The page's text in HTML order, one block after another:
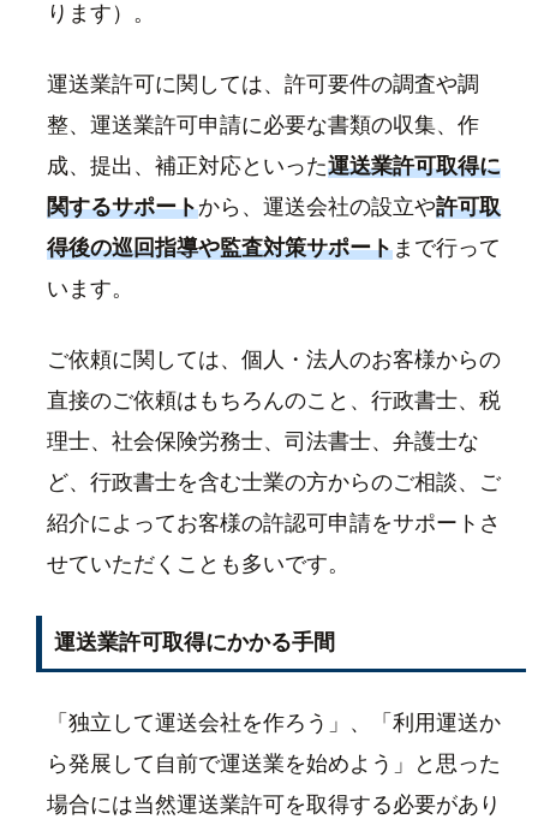
ります）。
運送業許可に関しては、許可要件の調査や調
整、運送業許可申請に必要な書類の収集、作
成、提出、補正対応といった運送業許可取得に
関するサポートから、運送会社の設立や許可取
得後の巡回指導や監査対策サポートまで行って
います。
ご依頼に関しては、個人・法人のお客様からの
直接のご依頼はもちろんのこと、行政書士、税
理士、社会保険労務士、司法書士、弁護士な
ど、行政書士を含む士業の方からのご相談、ご
紹介によってお客様の許認可申請をサポートさ
せていただくことも多いです。
運送業許可取得にかかる手間
「独立して運送会社を作ろう」、「利用運送か
ら発展して自前で運送業を始めよう」と思った
場合には当然運送業許可を取得する必要があり